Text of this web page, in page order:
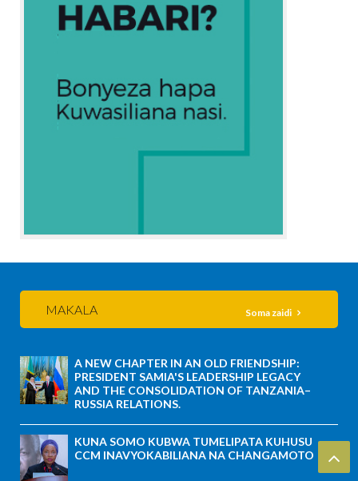
MAKALA Soma zaidi
A NEW CHAPTER IN AN OLD FRIENDSHIP:
PRESIDENT SAMIA'S LEADERSHIP LEGACY
AND THE CONSOLIDATION OF TANZANIA–
RUSSIA RELATIONS.
KUNA SOMO KUBWA TUMELIPATA KUHUSU
CCM INAVYOKABILIANA NA CHANGAMOTO